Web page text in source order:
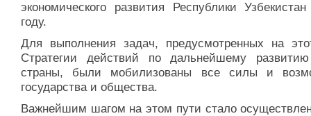
экономического развития Республики
году.
Для выполнения задач, предусмотренных на
Стратегии действий по дальнейшему
страны, были мобилизованы все силы и
государства и общества.
Важнейшим шагом на этом пути стало